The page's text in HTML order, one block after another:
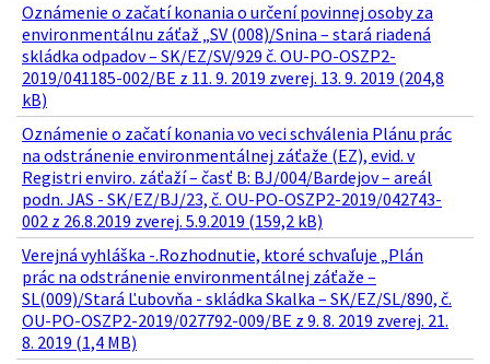
Oznámenie o začatí konania o určení povinnej osoby za
environmentálnu záťaž „SV (008)/Snina – stará riadená
skládka odpadov – SK/EZ/SV/929 č. OU-PO-OSZP2-
2019/041185-002/BE z 11. 9. 2019 zverej. 13. 9. 2019 (204,8
kB)
Oznámenie o začatí konania vo veci schválenia Plánu prác
na odstránenie environmentálnej záťaže (EZ), evid. v
Registri enviro. záťaží – časť B: BJ/004/Bardejov – areál
podn. JAS - SK/EZ/BJ/23, č. OU-PO-OSZP2-2019/042743-
002 z 26.8.2019 zverej. 5.9.2019 (159,2 kB)
Verejná vyhláška -.Rozhodnutie, ktoré schvaľuje „Plán
prác na odstránenie environmentálnej záťaže –
SL(009)/Stará Ľubovňa - skládka Skalka – SK/EZ/SL/890, č.
OU-PO-OSZP2-2019/027792-009/BE z 9. 8. 2019 zverej. 21.
8. 2019 (1,4 MB)